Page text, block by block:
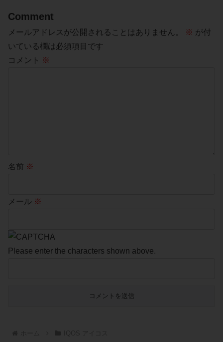
Comment
メールアドレスが公開されることはありません。 ※ が付
いている欄は必須項目です
コメント ※
名前 ※
メール ※
Please enter the characters shown above.